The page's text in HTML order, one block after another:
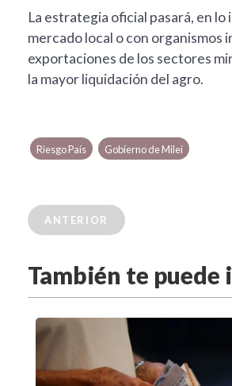
La estrategia oficial pasará, en
mercado local o con organismos
exportaciones de los sectores
la mayor liquidación del agro.
Riesgo País Gobierno de Milei
ANTERIOR
También te puede